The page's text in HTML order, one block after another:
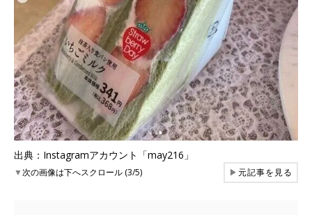
出典：Instagramアカウント「may216」
▼次の画像は下へスクロール (3/5) ▶元記事を見る